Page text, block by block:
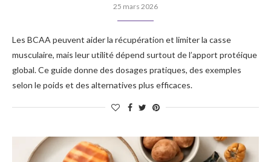
25 mars 2026
Les BCAA peuvent aider la récupération et limiter la casse
musculaire, mais leur utilité dépend surtout de l’apport protéique
global. Ce guide donne des dosages pratiques, des exemples
selon le poids et des alternatives plus efficaces.